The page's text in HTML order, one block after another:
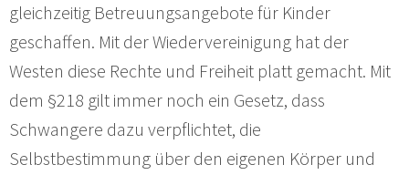
gleichzeitig Betreuungsangebote für Kinder
geschaffen. Mit der Wiedervereinigung hat der
Westen diese Rechte und Freiheit platt gemacht. Mit
dem §218 gilt immer noch ein Gesetz, dass
Schwangere dazu verpflichtet, die
Selbstbestimmung über den eigenen Körper und